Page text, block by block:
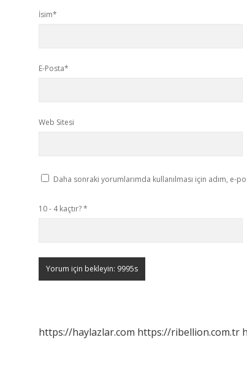
İsim*
E-Posta*
Web Sitesi
Daha sonraki yorumlarımda kullanılması için adım, e-
10 - 4 kaçtır?*
https://haylazlar.com https://ribellion.com.tr